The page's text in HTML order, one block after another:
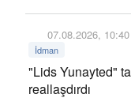
07.08.2026, 10:40
İdman
"Lids Yunayted"
reallaşdırdı